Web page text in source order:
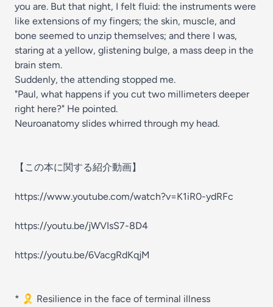
you are. But that night, I felt fluid: the instruments were
like extensions of my fingers; the skin, muscle, and
bone seemed to unzip themselves; and there I was,
staring at a yellow, glistening bulge, a mass deep in the
brain stem.
Suddenly, the attending stopped me.
"Paul, what happens if you cut two millimeters deeper
right here?" He pointed.
Neuroanatomy slides whirred through my head.
【この本に関する紹介動画】
https://www.youtube.com/watch?v=K1iR0-ydRFc
https://youtu.be/jWVIsS7-8D4
https://youtu.be/6VacgRdKqjM
* 🎗️ Resilience in the face of terminal illness